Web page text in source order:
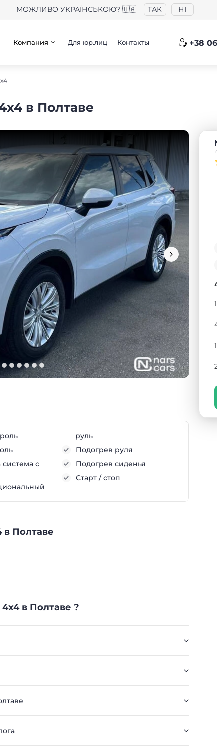
МОЖЛИВО УКРАЇНСЬКОЮ? 🇺🇦 ТАК НІ
Компания Для юр.лиц Контакты +38
в Полтаве
с
руль
Подогрев руля
Подогрев сиденья
Старт / стоп
в Полтаве
в Полтаве ?